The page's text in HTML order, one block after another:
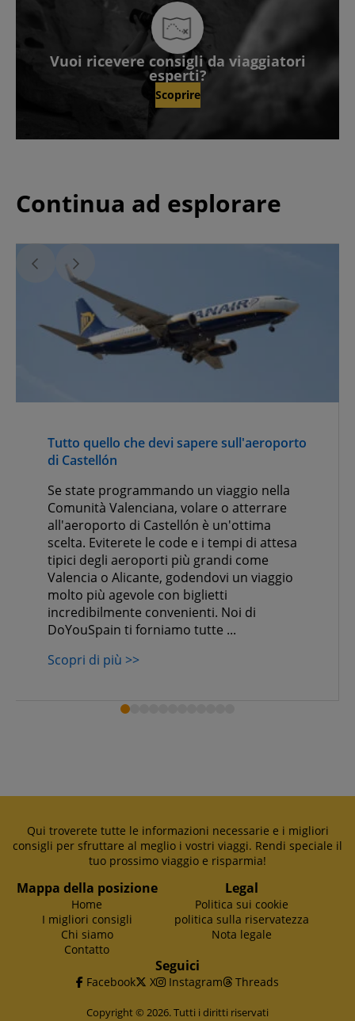
Vuoi ricevere consigli da viaggiatori
esperti?
Scoprire
Continua ad esplorare
Tutto quello che devi sapere sull'aeroporto
di Castellón
Se state programmando un viaggio nella
Comunità Valenciana, volare o atterrare
all'aeroporto di Castellón è un'ottima
scelta. Eviterete le code e i tempi di attesa
tipici degli aeroporti più grandi come
Valencia o Alicante, godendovi un viaggio
molto più agevole con biglietti
incredibilmente convenienti. Noi di
DoYouSpain ti forniamo tutte ...
Scopri di più >>
Qui troverete tutte le informazioni necessarie e i migliori
consigli per sfruttare al meglio i vostri viaggi. Rendi speciale il
tuo prossimo viaggio e risparmia!
Mappa della posizione
Home
I migliori consigli
Chi siamo
Contatto
Legal
Politica sui cookie
politica sulla riservatezza
Nota legale
Seguici
Facebook X Instagram Threads
Copyright © 2026. Tutti i diritti riservati